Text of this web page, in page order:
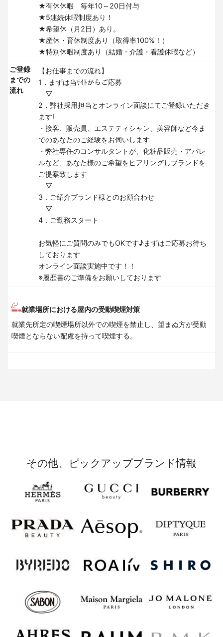
★有休休暇 毎年10～20日付与
★5連続休暇制度あり！
★希望休（月2日）あり。
★産休・育休制度あり（取得率100%！）
★特別休暇制度あり（結婚・介護・看護休暇など）
ご登録
までの
流れ
【お仕事までの流れ】
1．まずは当ｻｲﾄからご応募
▽
2．弊社採用担当とオンライン面談にてご登録いただき
ます!
・接客、販売員、エステティシャン、美容師など今ま
でのあなたのご経験をお伺いします
・弊社専任のコンサルタントが、化粧品販売・アパレ
ルなど、あなた様のご希望をヒアリングしブランドを
ご提案致します
▽
3．ご紹介ブランド様とのお顔合わせ
▽
4．ご勤務スタート
お気軽にご質問のみでもOKです♪まずはご応募お待ち
しております
オンライン面談実施中です！！
※履歴書のご準備をお願いしております
就業場所における屋内の受動喫煙対策
就業先所定の喫煙場所以外での喫煙を禁止し、望まぬ方が受動
喫煙とならない配慮を持って喫煙する。
その他、ピックアップブランド情報